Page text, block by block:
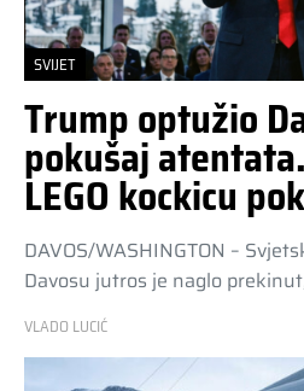
SVIJET
Trump optužio
pokušaj
LEGO kockicu
DAVOS/WASHINGTON –
Davosu jutros je naglo
VLADO LUCIĆ